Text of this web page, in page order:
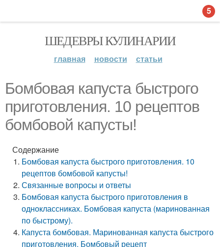
ШЕДЕВРЫ КУЛИНАРИИ
главная новости статьи
Бомбовая капуста быстрого
приготовления. 10 рецептов
бомбовой капусты!
Содержание
Бомбовая капуста быстрого приготовления. 10
рецептов бомбовой капусты!
Связанные вопросы и ответы
Бомбовая капуста быстрого приготовления в
одноклассниках. Бомбовая капуста (маринованная
по быстрому).
Капуста бомбовая. Маринованная капуста быстрого
приготовления. Бомбовый рецепт
5